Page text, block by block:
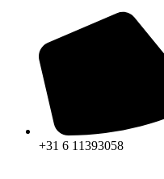
+31 6 11393058